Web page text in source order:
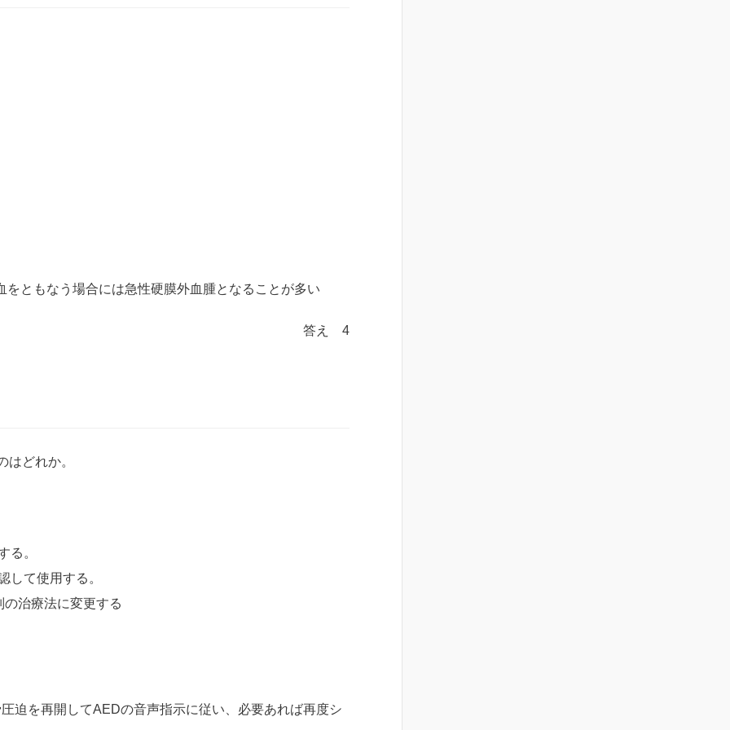
ともなう場合には急性硬膜外血腫となることが多い
答え 4
はどれか。
る。
して使用する。
治療法に変更する
迫を再開してAEDの音声指示に従い、必要あれば再度シ